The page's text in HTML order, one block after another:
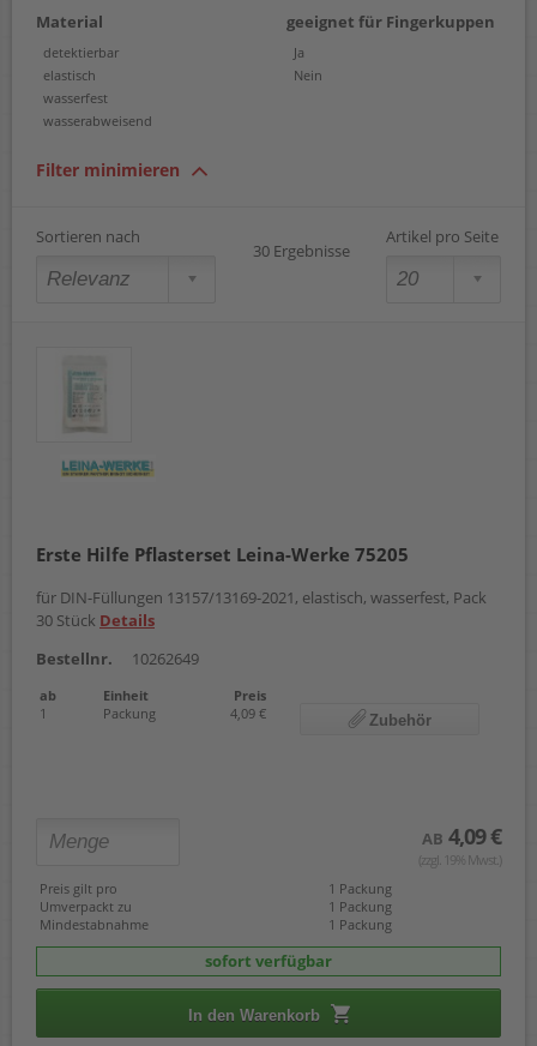
Material
detektierbar
elastisch
wasserfest
wasserabweisend
geeignet für Fingerkuppen
Ja
Nein
Filter minimieren
Sortieren nach
30 Ergebnisse
Artikel pro Seite
Erste Hilfe Pflasterset Leina-Werke 75205
für DIN-Füllungen 13157/13169-2021, elastisch, wasserfest, Pack
30 Stück Details
Bestellnr.
10262649
ab Einheit
Preis
1
Packung 4,09 € Zubehör
AB 4,09 €
(zzgl. 19% Mwst.)
Preis gilt pro
1 Packung
Umverpackt zu
1 Packung
Mindestabnahme
1 Packung
sofort verfügbar
In den Warenkorb